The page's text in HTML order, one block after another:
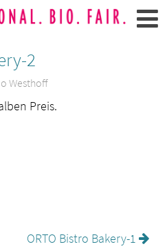
2
Westhoff
Preis.
ORTO Bistro Bakery-1